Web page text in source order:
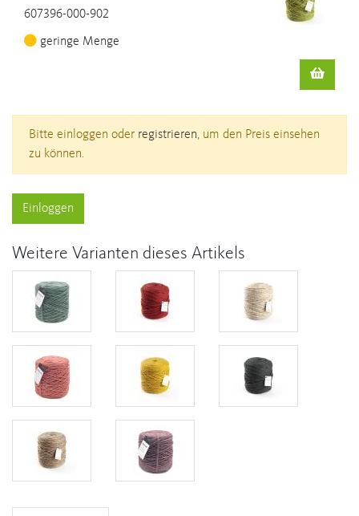
607396-000-902
geringe Menge
Bitte einloggen oder registrieren, um den Preis einsehen
zu können.
Einloggen
Weitere Varianten dieses Artikels